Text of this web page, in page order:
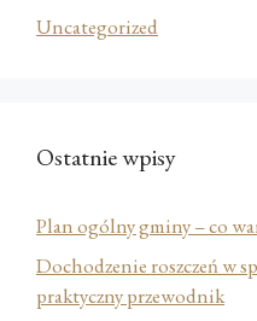
Uncategorized
Ostatnie wpisy
Plan ogólny gminy – co
Dochodzenie roszczeń w
praktyczny przewodnik